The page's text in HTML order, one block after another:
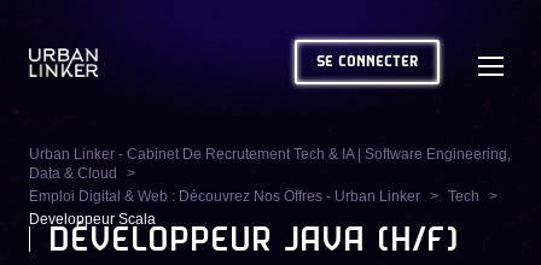
SE CONNECTER
Urban Linker - Cabinet De Recrutement Tech & IA | Software Engineering,
Data & Cloud
Emploi Digital & Web : Découvrez Nos Offres - Urban Linker
Tech
Developpeur Scala
DÉVELOPPEUR JAVA (H/F)